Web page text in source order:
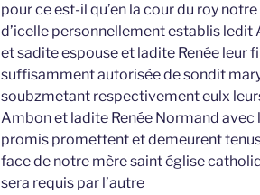
pour ce est-il qu’en la cour du roy
d’icelle personnellement establis ledit
et sadite espouse et ladite Renée leur
suffisamment autorisée de sondit
soubzmetant respectivement eulx
Ambon et ladite Renée Normand
promis promettent et demeurent
face de notre mère saint église
sera requis par l’autre